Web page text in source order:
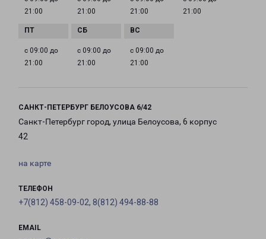
21:00
21:00
21:00
21:00
с 09:00 до
21:00
с 09:00 до
21:00
с 09:00 до
21:00
САНКТ-ПЕТЕРБУРГ БЕЛОУСОВА 6/42
Санкт-Петербург город, улица Белоусова, 6 корпус
42
на карте
ТЕЛЕФОН
+7(812) 458-09-02, 8(812) 494-88-88
EMAIL